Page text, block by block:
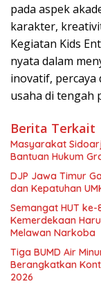
pada aspek
karakter,
Kegiatan Kids
nyata dalam
inovatif, percaya
usaha di tengah
Berita Terkait
Masyarakat
Bantuan Hukum
DJP Jawa Timur
dan Kepatuhan
Semangat HUT ke-
Kemerdekaan
Melawan Narkoba
Tiga BUMD Air
Berangkatkan
2026